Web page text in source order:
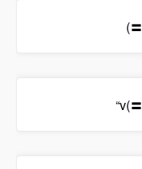
(
“v(